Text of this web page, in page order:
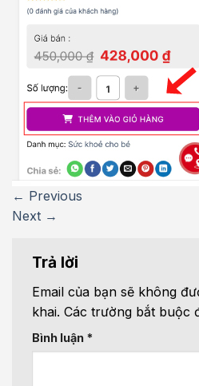
← Previous
Next →
Trả lời
Email của bạn sẽ không
khai. Các trường bắt buộc
Bình luận *